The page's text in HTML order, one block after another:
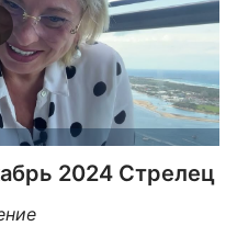
2024 Стрелец